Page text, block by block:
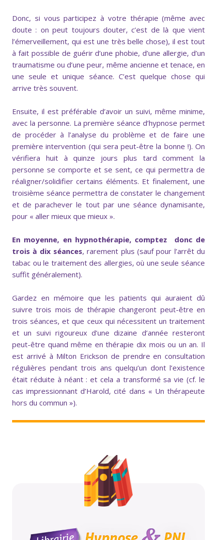
Donc, si vous participez à votre thérapie (même avec
doute : on peut toujours douter, c’est de là que vient
l’émerveillement, qui est une très belle chose), il est tout
à fait possible de guérir d’une phobie, d’une allergie, d’un
traumatisme ou d’une peur, même ancienne et tenace, en
une seule et unique séance. C’est quelque chose qui
arrive très souvent.
Ensuite, il est préférable d’avoir un suivi, même minime,
avec la personne. La première séance d’hypnose permet
de procéder à l’analyse du problème et de faire une
première intervention (qui sera peut-être la bonne !). On
vérifiera huit à quinze jours plus tard comment la
personne se comporte et se sent, ce qui permettra de
réaligner/solidifier certains éléments. Et finalement, une
troisième séance permettra de constater le changement
et de parachever le tout par une séance dynamisante,
pour « aller mieux que mieux ».
En moyenne, en hypnothérapie, comptez donc de
trois à dix séances, rarement plus (sauf pour l’arrêt du
tabac ou le traitement des allergies, où une seule séance
suffit généralement).
Gardez en mémoire que les patients qui auraient dû
suivre trois mois de thérapie changeront peut-être en
trois séances, et que ceux qui nécessitent un traitement
et un suivi rigoureux d’une dizaine d’année resteront
peut-être quand même en thérapie dix mois ou un an. Il
est arrivé à Milton Erickson de prendre en consultation
régulières pendant trois ans quelqu’un dont l’existence
était réduite à néant : et cela a transformé sa vie (cf. le
cas impressionnant d’Harold, cité dans « Un thérapeute
hors du commun »).